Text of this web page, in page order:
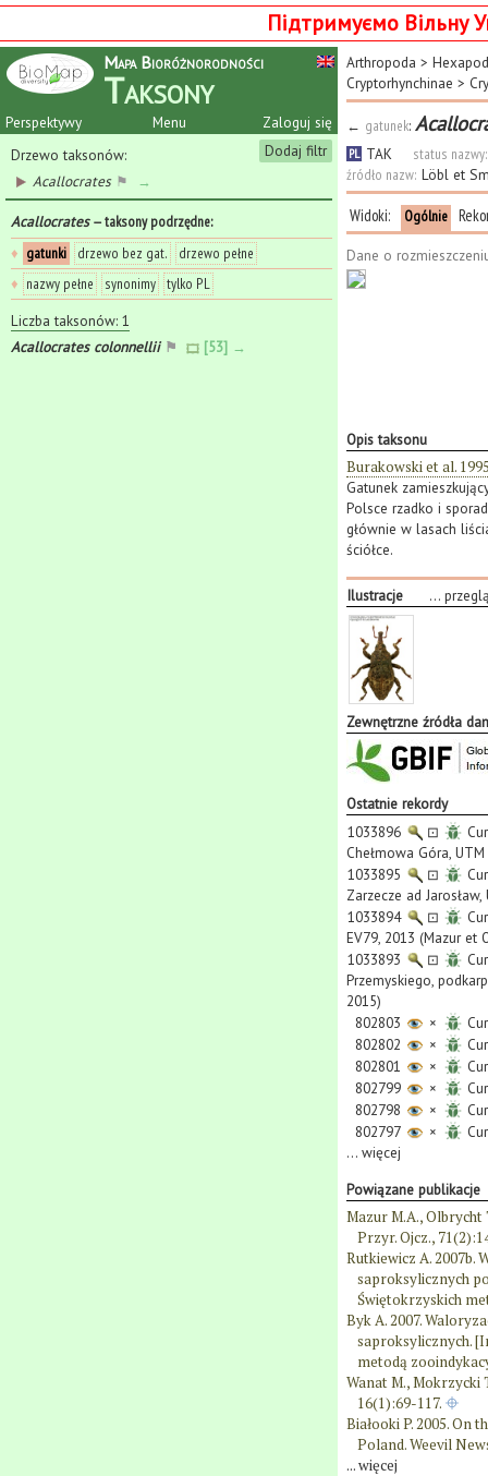
Підтримуємо Вільну
Mapa Bioróżnorodności
Taksony
Perspektywy Zaloguj się
Menu
Dodaj filtr
Drzewo taksonów:
Acallocrates⚑ →
Acallocrates— taksony podrzędne:
♦ gatunki drzewo bez gat.
drzewo pełne
♦ nazwy pełne synonimy tylko PL
Liczba taksonów: 1
Acallocrates colonnellii⚑ [53] →
Arthropoda >
Cryptorhynchinae >
← gatunek:
PL TAK
status nazwy:
źródło nazw: Löbl et
Widoki: Ogólnie
Dane o
Opis taksonu
Burakowski et al.
Gatunek
Polsce rzadko i
głównie w lasach
ściółce.
Ilustracje ...
Zewnętrzne źródła
Ostatnie rekordy
1033896
⊡
Chełmowa Góra,
1033895
⊡
Zarzecze ad
1033894
⊡
EV79, 2013 (Mazur et
1033893
⊡
Przemyskiego,
2015)
802803
×
802802
×
802801
×
802799
×
802798
×
802797
×
... więcej
Powiązane publikacje
Mazur M.A.,
Przyr. Ojcz.,
Rutkiewicz A.
saproksylicznych
Świętokrzyskich
Byk A. 2007.
saproksylicznych.
metodą
Wanat M., Mokrzycki
16(1):69-117.
Białooki P. 2005.
Poland. Weevil
...więcej